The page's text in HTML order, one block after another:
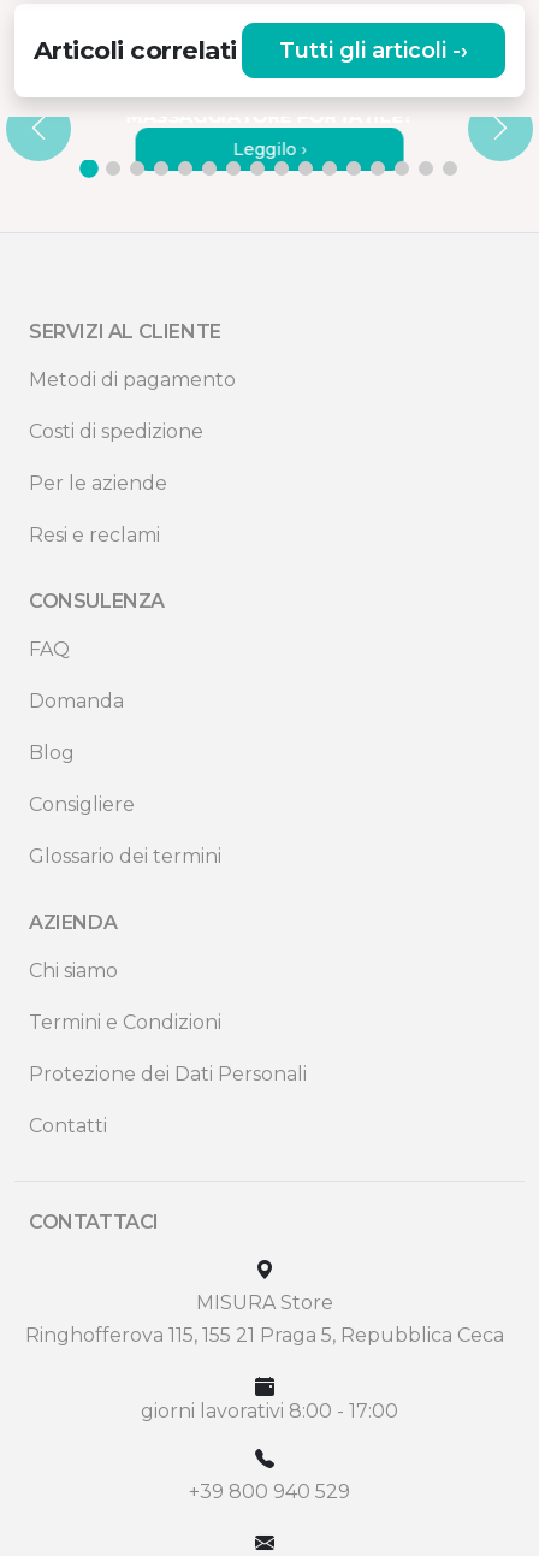
Articoli correlati Tutti gli articoli -›
COME UTILIZZARE
CORRETTAMENTE UN
MASSAGGIATORE PORTATILE?
Leggilo ›
SERVIZI AL CLIENTE
Metodi di pagamento
Costi di spedizione
Per le aziende
Resi e reclami
CONSULENZA
FAQ
Domanda
Blog
Consigliere
Glossario dei termini
AZIENDA
Chi siamo
Termini e Condizioni
Protezione dei Dati Personali
Contatti
CONTATTACI
MISURA Store
Ringhofferova 115, 155 21 Praga 5, Repubblica Ceca
giorni lavorativi 8:00 - 17:00
+39 800 940 529